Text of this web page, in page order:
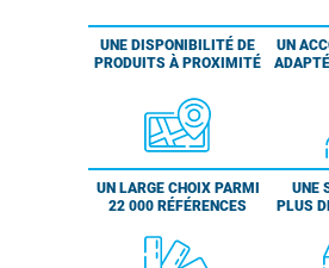
UNE DISPONIBILITÉ DE
PRODUITS À PROXIMITÉ
UN
UN LARGE CHOIX PARMI
22 000 RÉFÉRENCES
UNE
PLUS